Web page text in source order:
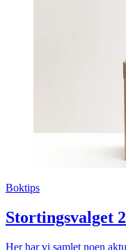
Boktips
Stortingsvalget
Her har vi samlet noen